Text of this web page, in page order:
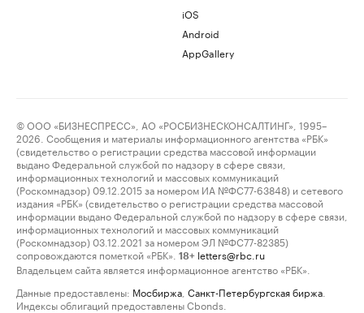
iOS
Android
AppGallery
© ООО «БИЗНЕСПРЕСС», АО «РОСБИЗНЕСКОНСАЛТИНГ», 1995–
2026. Сообщения и материалы информационного агентства «РБК»
(свидетельство о регистрации средства массовой информации
выдано Федеральной службой по надзору в сфере связи,
информационных технологий и массовых коммуникаций
(Роскомнадзор) 09.12.2015 за номером ИА №ФС77-63848) и сетевого
издания «РБК» (свидетельство о регистрации средства массовой
информации выдано Федеральной службой по надзору в сфере связи,
информационных технологий и массовых коммуникаций
(Роскомнадзор) 03.12.2021 за номером ЭЛ №ФС77-82385)
сопровождаются пометкой «РБК».
18+ letters@rbc.ru
Владельцем сайта является информационное агентство «РБК».
Данные предоставлены: Мосбиржа Санкт-Петербургская биржа
Индексы облигаций предоставлены Cbonds.